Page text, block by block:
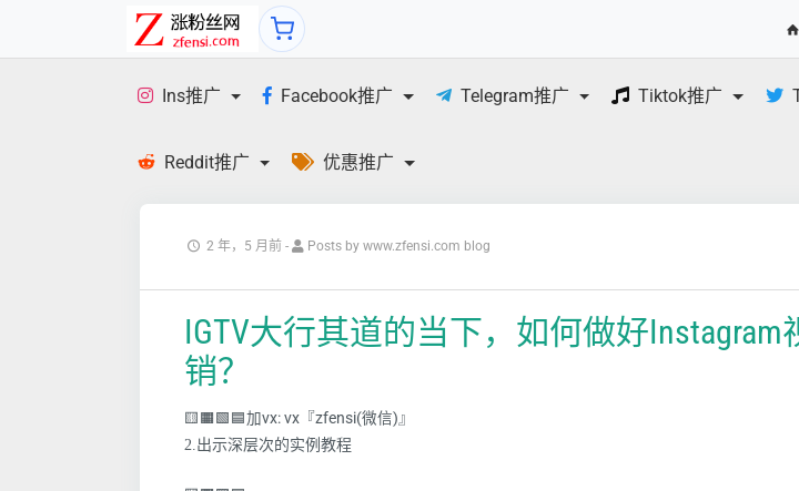
Ins推广 Facebook推广 Telegram推广 Tiktok推广
Reddit推广 优惠推广
2 年，5 月前 - Posts by www.zfensi.com blog
IGTV大行其道的当下，如何做好Instagram
销？
🟨🟧🟩🟦加vx: vx『zfensi(微信)』
2.出示深层次的实例教程